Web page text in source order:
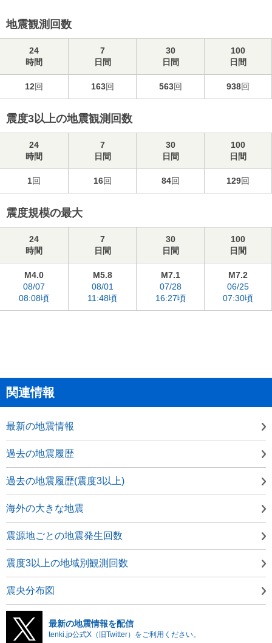
地震観測回数
24
時間
7
日間
30
日間
100
日間
12回 163回 563回 938回
震度3以上の地震観測回数
24
時間
7
日間
30
日間
100
日間
1回 16回 84回 129回
震度規模の最大
24
時間
7
日間
30
日間
100
日間
M4.0
08/07
08:08頃
M5.8
08/01
11:48頃
M7.1
07/28
16:27頃
M7.2
06/25
07:30頃
関連情報
最新の地震情報
過去の地震履歴
過去の地震履歴(震度3以上)
海外の大きな地震
震源地ごとの地震発生回数
震度3以上の地域別観測回数
震央分布図
最新の地震情報を配信
tenki.jp公式X（旧Twitter）をご利用ください。